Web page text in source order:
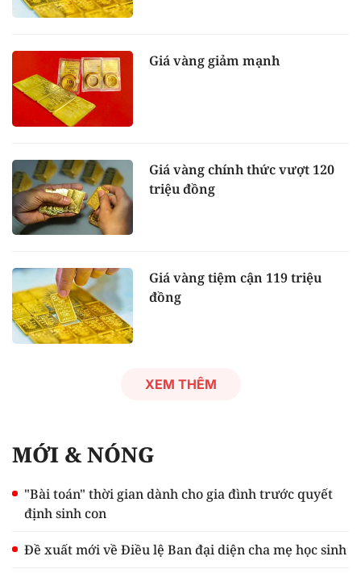
Giá vàng giảm mạnh
Giá vàng chính thức vượt 120
triệu đồng
Giá vàng tiệm cận 119 triệu
đồng
XEM THÊM
MỚI & NÓNG
"Bài toán" thời gian dành cho gia đình trước quyết
định sinh con
Đề xuất mới về Điều lệ Ban đại diện cha mẹ học sinh